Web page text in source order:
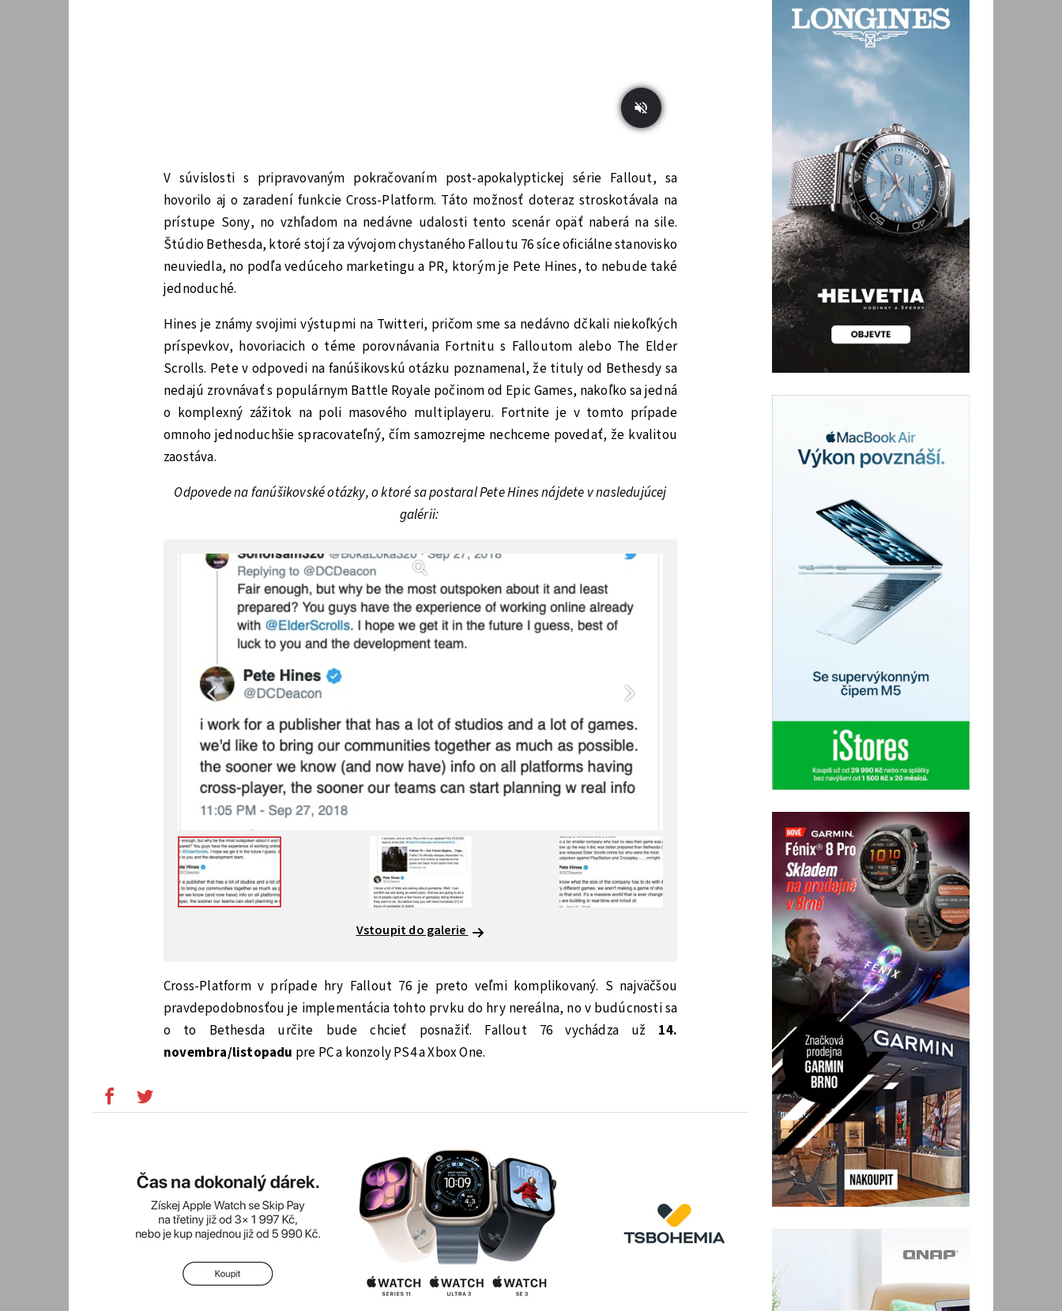
V súvislosti s pripravovaným pokračovaním post-apokalyptickej série Fallout, sa
hovorilo aj o zaradení funkcie Cross-Platform. Táto možnosť doteraz stroskotávala na
prístupe Sony, no vzhľadom na nedávne udalosti tento scenár opäť naberá na sile.
Štúdio Bethesda, ktoré stojí za vývojom chystaného Falloutu 76 síce oficiálne stanovisko
neuviedla, no podľa vedúceho marketingu a PR, ktorým je Pete Hines, to nebude také
jednoduché.
Hines je známy svojimi výstupmi na Twitteri, pričom sme sa nedávno dčkali niekoľkých
príspevkov, hovoriacich o téme porovnávania Fortnitu s Falloutom alebo The Elder
Scrolls. Pete v odpovedi na fanúšikovskú otázku poznamenal, že tituly od Bethesdy sa
nedajú zrovnávať s populárnym Battle Royale počinom od Epic Games, nakoľko sa jedná
o komplexný zážitok na poli masového multiplayeru. Fortnite je v tomto prípade
omnoho jednoduchšie spracovateľný, čím samozrejme nechceme povedať, že kvalitou
zaostáva.
Odpovede na fanúšikovské otázky, o ktoré sa postaral Pete Hines nájdete v nasledujúcej
galérii:
Vstoupit do galerie
Cross-Platform v prípade hry Fallout 76 je preto veľmi komplikovaný. S najväčšou
pravdepodobnosťou je implementácia tohto prvku do hry nereálna, no v budúcnosti sa
o to Bethesda určite bude chcieť posnažiť. Fallout 76 vychádza už 14.
novembra/listopadu pre PC a konzoly PS4 a Xbox One.